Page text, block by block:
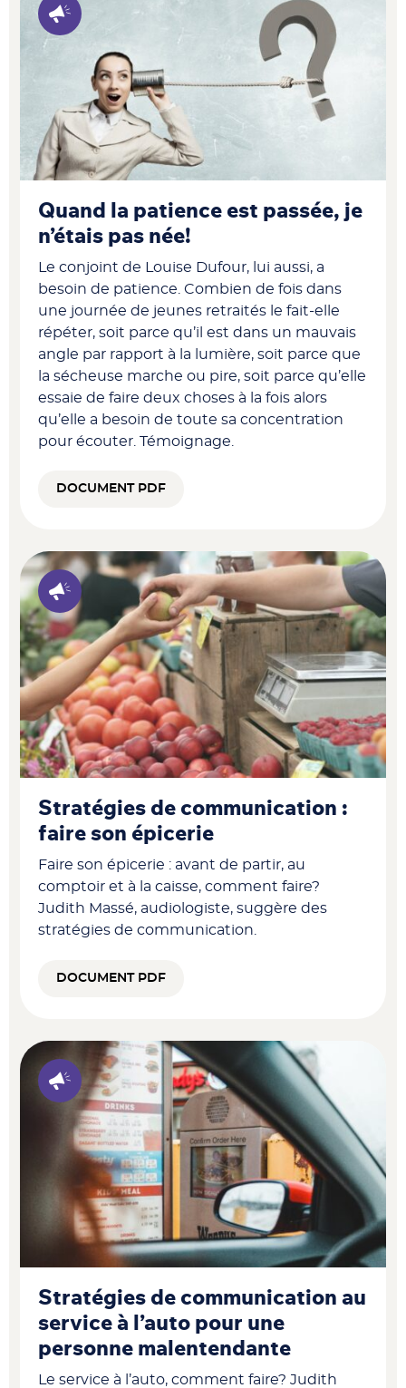
Quand la patience est passée, je
n’étais pas née!
Le conjoint de Louise Dufour, lui aussi, a
besoin de patience. Combien de fois dans
une journée de jeunes retraités le fait-elle
répéter, soit parce qu’il est dans un mauvais
angle par rapport à la lumière, soit parce que
la sécheuse marche ou pire, soit parce qu’elle
essaie de faire deux choses à la fois alors
qu’elle a besoin de toute sa concentration
pour écouter. Témoignage.
DOCUMENT PDF
Stratégies de communication :
faire son épicerie
Faire son épicerie : avant de partir, au
comptoir et à la caisse, comment faire?
Judith Massé, audiologiste, suggère des
stratégies de communication.
DOCUMENT PDF
Stratégies de communication au
service à l’auto pour une
personne malentendante
Le service à l’auto, comment faire? Judith